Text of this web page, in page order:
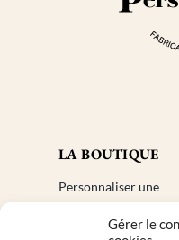
Gérer le
LA BOUTIQUE
Personnaliser une
Cadeaux invités